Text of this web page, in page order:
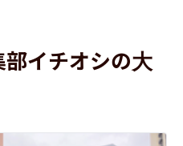
イチオシの大